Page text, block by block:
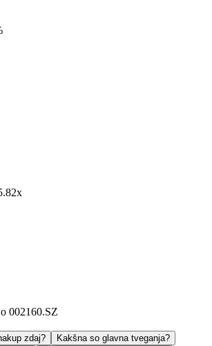
002160.SZ
zdaj?
Kakšna so glavna tveganja?